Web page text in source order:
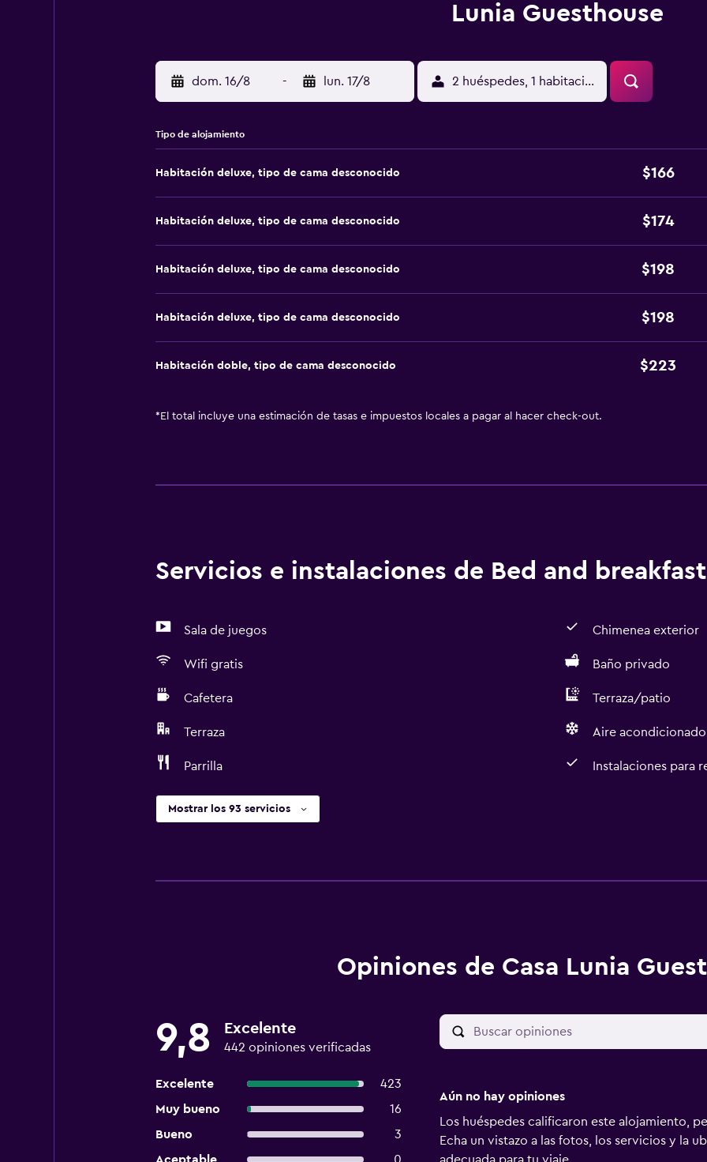
Lunia Guesthouse
dom. 16/8 - lun. 17/8 2 huéspedes, 1 habitación
Tipo de alojamiento
Habitación deluxe, tipo de cama desconocido $166
Habitación deluxe, tipo de cama desconocido $174
Habitación deluxe, tipo de cama desconocido $198
Habitación deluxe, tipo de cama desconocido $198
Habitación doble, tipo de cama desconocido $223
* El total incluye una estimación de tasas e impuestos locales a pagar al hacer check-out.
Servicios e instalaciones de Bed and breakfast
Sala de juegos Chimenea exterior
Wifi gratis Baño privado
Cafetera Terraza/patio
Terraza Aire acondicionado
Parrilla Instalaciones para
Mostrar los 93 servicios
Opiniones de Casa Lunia
9,8 Excelente
442 opiniones verificadas
Excelente
423
Muy bueno
16
Bueno
3
Aún no hay opiniones
Los huéspedes calificaron este alojamiento,
Echa un vistazo a las fotos, los servicios y la